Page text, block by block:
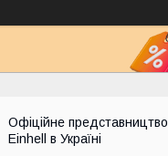
Офіційне представництво
Einhell в Україні